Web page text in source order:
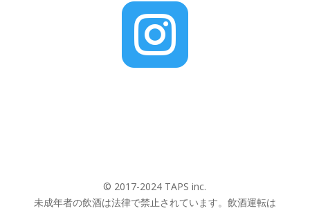

© 2017-2024 TAPS inc.
未成年者の飲酒は法律で禁止されています。飲酒運転は